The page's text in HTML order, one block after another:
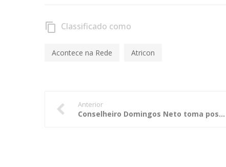
content_copy Classificado como
Acontece na Rede Atricon
Anterior
Conselheiro Domingos Neto toma posse como presidente em substituição legal do TCE-MT